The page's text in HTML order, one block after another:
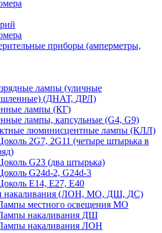
приборы (амперметры,
лампы (уличные
(ДНАТ, ДРЛ)
лампы (КГ)
лампы, капсульные (G4, G9)
люминисцентные лампы (КЛЛ)
2G7, 2G11 (четыре штырька в
G23 (два штырька)
G24d-2, G24d-3
Е14, Е27, Е40
накаливания (ЛОН, МО, ДШ, ДС)
местного освещения МО
накаливания ДШ
накаливания ЛОН